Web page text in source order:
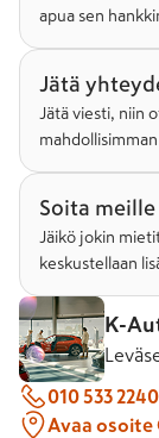
apua sen
Jätä
Jätä viesti, niin
Soita meille
Jäikö jokin
keskustellaan
K-
010 533 2240
Avaa osoite